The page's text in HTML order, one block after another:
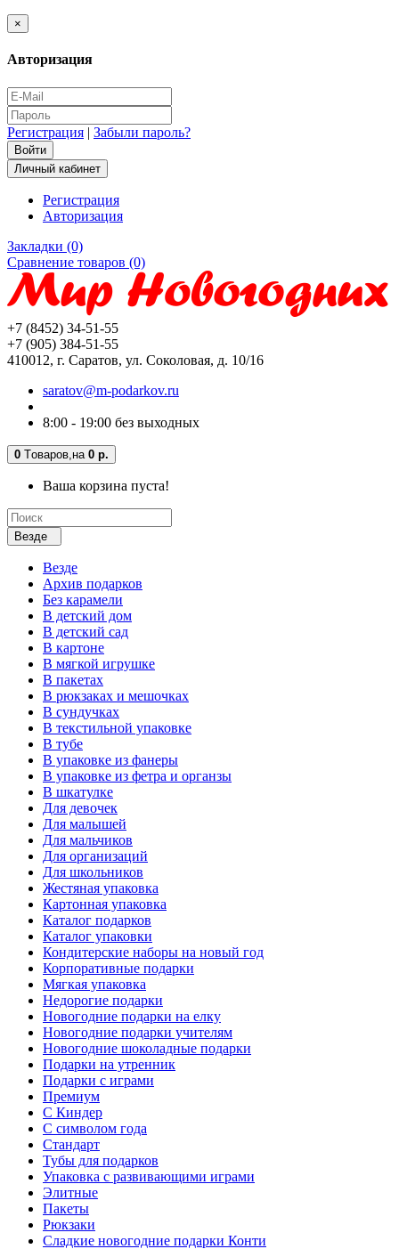
×
Авторизация
Регистрация | Забыли пароль?
Личный кабинет
Регистрация
Авторизация
Закладки (0)
Сравнение товаров (0)
+7 (8452) 34-51-55
+7 (905) 384-51-55
410012, г. Саратов, ул. Соколовая, д. 10/16
saratov@m-podarkov.ru
8:00 - 19:00 без выходных
0 Tоваров, на 0 р.
Ваша корзина пуста!
Везде
Везде
Архив подарков
Без карамели
В детский дом
В детский сад
В картоне
В мягкой игрушке
В пакетах
В рюкзаках и мешочках
В сундучках
В текстильной упаковке
В тубе
В упаковке из фанеры
В упаковке из фетра и органзы
В шкатулке
Для девочек
Для малышей
Для мальчиков
Для организаций
Для школьников
Жестяная упаковка
Картонная упаковка
Каталог подарков
Каталог упаковки
Кондитерские наборы на новый год
Корпоративные подарки
Мягкая упаковка
Недорогие подарки
Новогодние подарки на елку
Новогодние подарки учителям
Новогодние шоколадные подарки
Подарки на утренник
Подарки с играми
Премиум
С Киндер
С символом года
Стандарт
Тубы для подарков
Упаковка с развивающими играми
Элитные
Пакеты
Рюкзаки
Сладкие новогодние подарки Конти